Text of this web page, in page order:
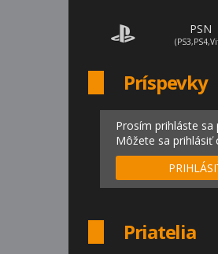
PSN
Príspevky
Prosím prihláste
Môžete sa prihlásiť
Priatelia